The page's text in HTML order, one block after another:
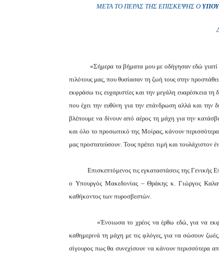
ΜΕΤΆ ΤΟ ΠΈΡΑΣ ΤΗΣ ΕΠΊΣΚΕΨΗΣ Ο
«Σήμερα τα βήματα μου με οδήγησαν εδώ
πιλότους μας, που θυσίασαν τη ζωή τους στην
εκφράσω τις ευχαριστίες και την μεγάλη ευαρέσκεια
που έχει την ευθύνη για την επάνδρωση αλλά και
βλέπουμε να δίνουν από αέρος τη μάχη για την
και όλο το προσωπικό της Μοίρας, κάνουν
μας προστατεύσουν. Τους πρέπει τιμή και τουλάχιστον
Επισκεπτόμενος τις εγκαταστάσεις της
ο Υπουργός Μακεδονίας – Θράκης κ. Γιώργος
καθήκοντος των πυροσβεστών.
«Ένοιωσα το χρέος να έρθω εδώ, για να
καθημερινά τη μάχη με τις φλόγες, για να σώσουν
σίγουρος πως θα συνεχίσουν να κάνουν περισσότερα